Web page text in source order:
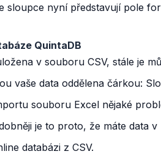
sloupce nyní představují pole
QuintaDB
v souboru CSV, stále je
vaše data oddělena čárkou:
souboru Excel nějaké
je to proto, že máte data
databázi z CSV.